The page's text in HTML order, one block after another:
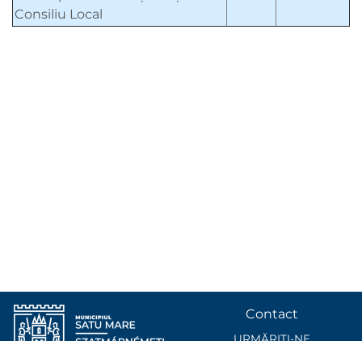
Consiliu Local
Contact